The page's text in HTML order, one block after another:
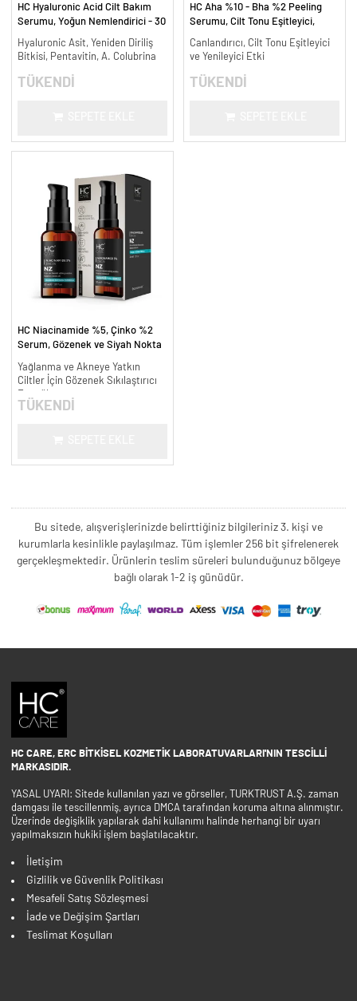
HC Hyaluronic Acid Cilt Bakım
Serumu, Yoğun Nemlendirici - 30
Hyaluronic Asit, Yeniden Diriliş
Bitkisi, Pentavitin, A. Colubrina
TÜKENDİ
HC Aha %10 - Bha %2 Peeling
Serumu, Cilt Tonu Eşitleyici,
Canlandırıcı, Cilt Tonu Eşitleyici
ve Yenileyici Etki
TÜKENDİ
HC Niacinamide %5, Çinko %2
Serum, Gözenek ve Siyah Nokta
30 ml.
Yağlanma ve Akneye Yatkın
Ciltler İçin Gözenek Sıkılaştırıcı
Formül
TÜKENDİ
Bu sitede, alışverişlerinizde belirttiğiniz bilgileriniz 3. kişi ve
kurumlarla kesinlikle paylaşılmaz. Tüm işlemler 256 bit şifrelenerek
gerçekleşmektedir. Ürünlerin teslim süreleri bulunduğunuz bölgeye
bağlı olarak 1-2 iş günüdür.
HC CARE, ERC BITKISEL KOZMETIK LABORATUVARLARI'NIN TESCILLI
MARKASIDIR.
YASAL UYARI: Sitede kullanılan yazı ve görseller, TURKTRUST A.Ş. zaman
damgası ile tescillenmiş, ayrıca DMCA tarafından koruma altına alınmıştır.
Üzerinde değişiklik yapılarak dahi kullanımı halinde herhangi bir uyarı
yapılmaksızın hukiki işlem başlatılacaktır.
İletişim
Gizlilik ve Güvenlik Politikası
Mesafeli Satış Sözleşmesi
İade ve Değişim Şartları
Teslimat Koşulları